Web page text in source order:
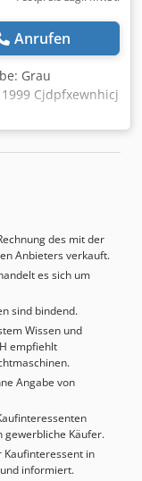
Anrufen
Grau
Cjdpfxewnhicj
x 800 mm
Durchmesser
5900kg -
52850199 -
800 - Max.
[St.]: 8 -
Arbeitsdruck
- Heizkessel
Mehrwertsteuer:
Mehrwertsteuer
und
aus dem
des mit der
Anbieters verkauft.
es sich um
sind bindend.
Wissen und
empfiehlt
Angabe von
gewerbliche Käufer.
Kaufinteressent in
informiert.